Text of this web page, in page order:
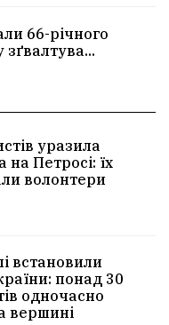
66-річного
зґвалтува...
уразила
на Петросі: їх
волонтери
встановили
понад 30
одночасно
вершині